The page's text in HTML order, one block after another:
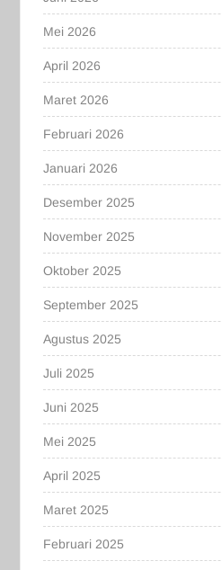
Mei 2026
April 2026
Maret 2026
Februari 2026
Januari 2026
Desember 2025
November 2025
Oktober 2025
September 2025
Agustus 2025
Juli 2025
Juni 2025
Mei 2025
April 2025
Maret 2025
Februari 2025